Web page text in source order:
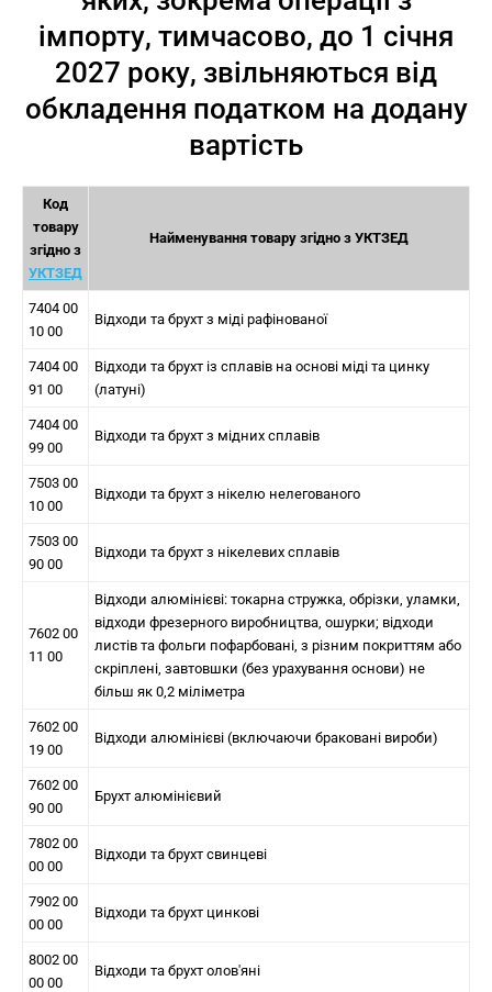
імпорту, тимчасово, до 1 січня
2027 року, звільняються від
обкладення податком на додану
вартість
Код
товару
згідно з
УКТЗЕД
Найменування товару згідно з УКТЗЕД
7404 00
10 00
Відходи та брухт з міді рафінованої
7404 00
91 00
Відходи та брухт із сплавів на основі міді та цинку
(латуні)
7404 00
99 00
Відходи та брухт з мідних сплавів
7503 00
10 00
Відходи та брухт з нікелю нелегованого
7503 00
90 00
Відходи та брухт з нікелевих сплавів
7602 00
11 00
Відходи алюмінієві: токарна стружка, обрізки, уламки,
відходи фрезерного виробництва, ошурки; відходи
листів та фольги пофарбовані, з різним покриттям або
скріплені, завтовшки (без урахування основи) не
більш як 0,2 міліметра
7602 00
19 00
Відходи алюмінієві (включаючи браковані вироби)
7602 00
90 00
Брухт алюмінієвий
7802 00
00 00
Відходи та брухт свинцеві
7902 00
00 00
Відходи та брухт цинкові
8002 00
00 00
Відходи та брухт олов'яні